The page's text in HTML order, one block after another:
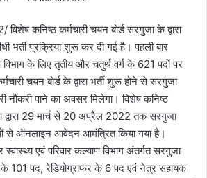
l
l
o
w
o
n
X
n
d
a
n
e
m
a
i
l
कनिष्ठ कर्मचारी चयन बोर्ड सरगुजा के द्वारा
भर्ती प्रक्रिया शुरू कर दी गई है। पहली बार
विभाग के लिए तृतीय और चतुर्थ वर्ग के 621 पदों पर
चयन बोर्ड के द्वारा भर्ती शुरू होने से सरगुजा
नौकरी पाने का अवसर मिलेगा। विशेष कनिष्ठ
द्वारा 29 मार्च से 20 अप्रैल 2022 तक सरगुजा
से ऑनलाइन आवेदन आमंत्रित किया गया है।
एवं परिवार कल्याण विभाग अंतर्गत सरगुजा
101 पद, रेडियोग्राफर के 6 पद एवं नेत्र सहायक